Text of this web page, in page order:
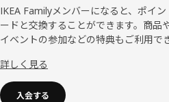
ッ
タ
IKEA Familyメンバーになると、ポイ
ードと交換することができます。商品
イベントの参加などの特典もご利用で
詳しく見る
入会する